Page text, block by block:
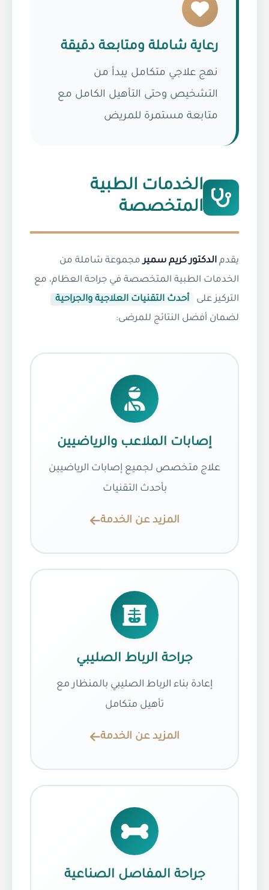
رعاية شاملة ومتابعة دقيقة
نهج علاجي متكامل يبدأ من
التشخيص وحتى التأهيل الكامل مع
متابعة مستمرة للمريض
الخدمات الطبية
المتخصصة
يقدم الدكتور كريم سميرمجموعة شاملة من
الخدمات الطبية المتخصصة في جراحة العظام، مع
التركيز على
أحدث التقنيات العلاجية والجراحية
لضمان أفضل النتائج للمرضى:
إصابات الملاعب والرياضيين
علاج متخصص لجميع إصابات الرياضيين
بأحدث التقنيات
المزيد عن الخدمة
جراحة الرباط الصليبي
إعادة بناء الرباط الصليبي بالمنظار مع
تأهيل متكامل
المزيد عن الخدمة
جراحة المفاصل الصناعية